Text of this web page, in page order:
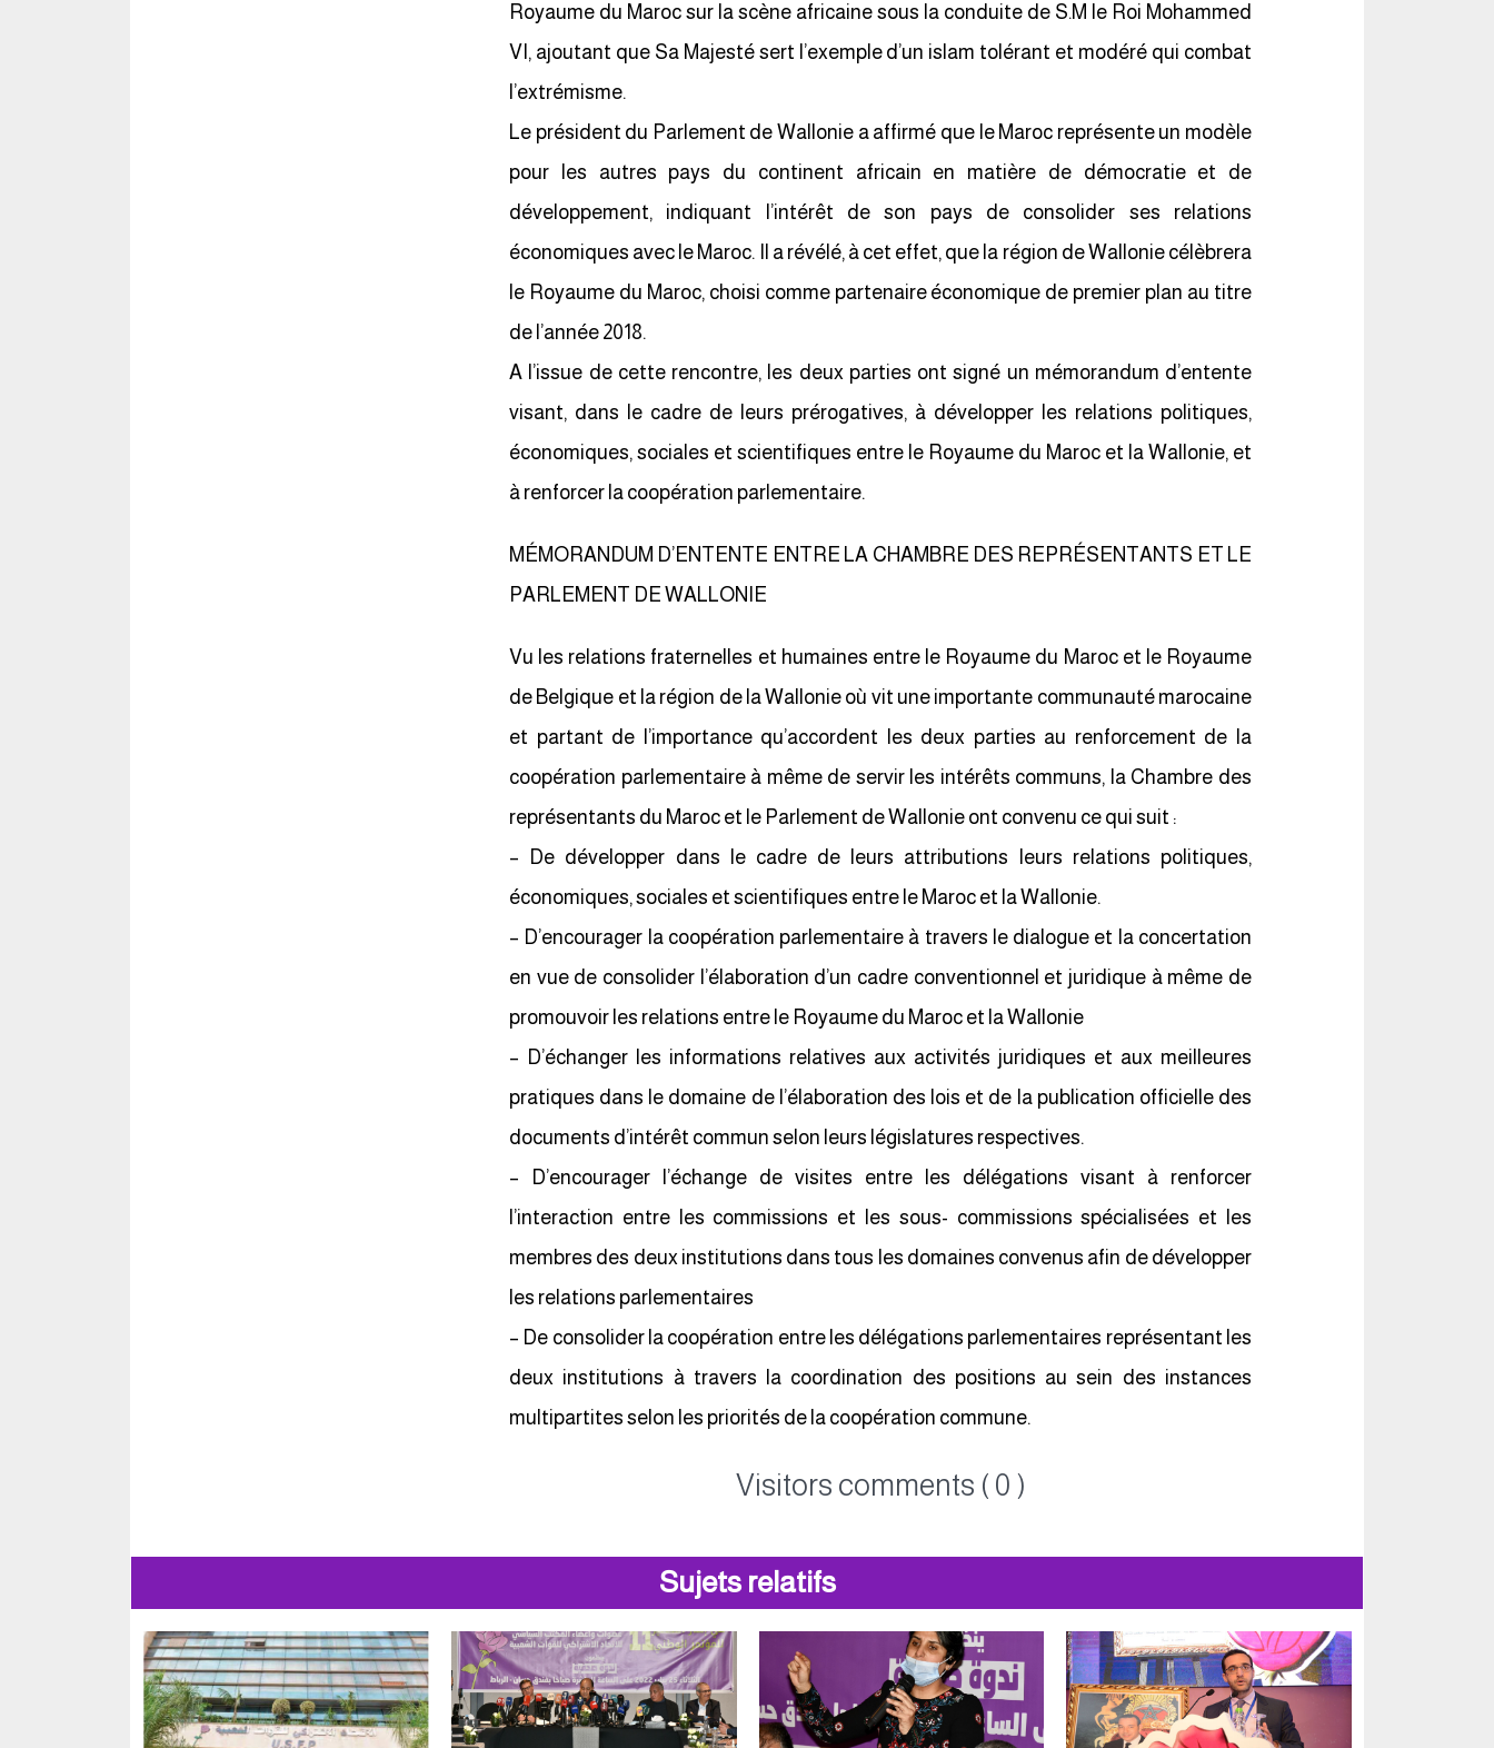
Royaume du Maroc sur la scène africaine sous la conduite de S.M le Roi Mohammed
VI, ajoutant que Sa Majesté sert l’exemple d’un islam tolérant et modéré qui combat
l’extrémisme.
Le président du Parlement de Wallonie a affirmé que le Maroc représente un modèle
pour les autres pays du continent africain en matière de démocratie et de
développement, indiquant l’intérêt de son pays de consolider ses relations
économiques avec le Maroc. Il a révélé, à cet effet, que la région de Wallonie célèbrera
le Royaume du Maroc, choisi comme partenaire économique de premier plan au titre
de l’année 2018.
A l’issue de cette rencontre, les deux parties ont signé un mémorandum d’entente
visant, dans le cadre de leurs prérogatives, à développer les relations politiques,
économiques, sociales et scientifiques entre le Royaume du Maroc et la Wallonie, et
à renforcer la coopération parlementaire.
MÉMORANDUM D’ENTENTE ENTRE LA CHAMBRE DES REPRÉSENTANTS ET LE
PARLEMENT DE WALLONIE
Vu les relations fraternelles et humaines entre le Royaume du Maroc et le Royaume
de Belgique et la région de la Wallonie où vit une importante communauté marocaine
et partant de l’importance qu’accordent les deux parties au renforcement de la
coopération parlementaire à même de servir les intérêts communs, la Chambre des
représentants du Maroc et le Parlement de Wallonie ont convenu ce qui suit :
– De développer dans le cadre de leurs attributions leurs relations politiques,
économiques, sociales et scientifiques entre le Maroc et la Wallonie.
– D’encourager la coopération parlementaire à travers le dialogue et la concertation
en vue de consolider l’élaboration d’un cadre conventionnel et juridique à même de
promouvoir les relations entre le Royaume du Maroc et la Wallonie
– D’échanger les informations relatives aux activités juridiques et aux meilleures
pratiques dans le domaine de l’élaboration des lois et de la publication officielle des
documents d’intérêt commun selon leurs législatures respectives.
– D’encourager l’échange de visites entre les délégations visant à renforcer
l’interaction entre les commissions et les sous- commissions spécialisées et les
membres des deux institutions dans tous les domaines convenus afin de développer
les relations parlementaires
– De consolider la coopération entre les délégations parlementaires représentant les
deux institutions à travers la coordination des positions au sein des instances
multipartites selon les priorités de la coopération commune.
Visitors comments ( 0 )
Sujets relatifs